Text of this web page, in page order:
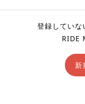
登録していな
RIDE
新